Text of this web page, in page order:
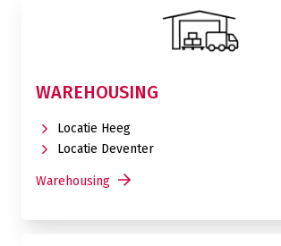
WAREHOUSING
Locatie Heeg
Locatie Deventer
Warehousing